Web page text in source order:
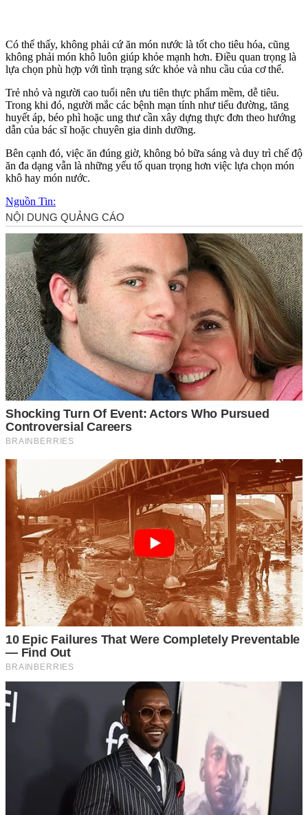
Có thể thấy, không phải cứ ăn món nước là tốt cho tiêu hóa, cũng
không phải món khô luôn giúp khỏe mạnh hơn. Điều quan trọng là
lựa chọn phù hợp với tình trạng sức khỏe và nhu cầu của c‌ơ th‌ể.
Trẻ nhỏ và người cao tuổi nên ưu tiên thực phẩm mềm, dễ tiêu.
Trong khi đó, người mắc các bệnh mạn tính như tiểu đường, tăng
huyết áp, béo phì hoặc ung thư cần xây dựng thực đơn theo hướng
dẫn của bác sĩ hoặc chuyên gia dinh dưỡng.
Bên cạnh đó, việc ăn đúng giờ, không bỏ bữa sáng và duy trì chế độ
ăn đa dạng vẫn là những yếu tố quan trọng hơn việc lựa chọn món
khô hay món nước.
Nguồn Tin: